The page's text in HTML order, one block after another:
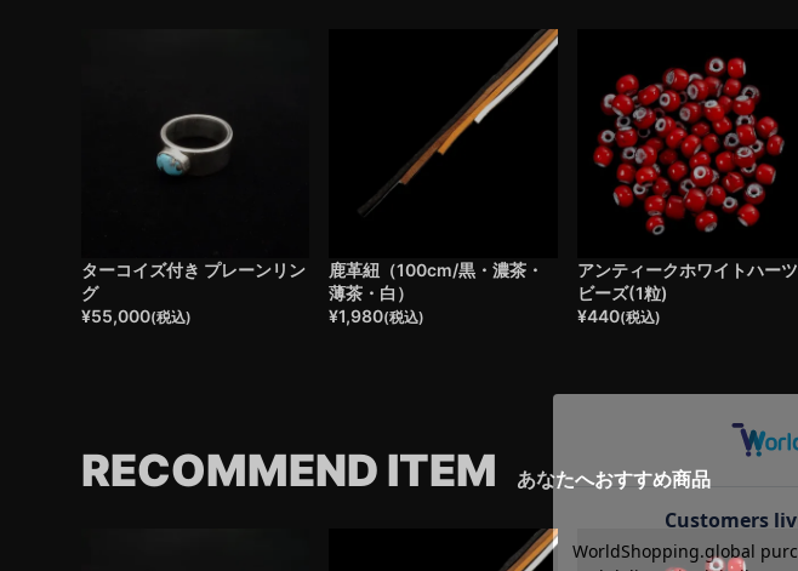
ターコイズ付き プレーンリン
グ
¥55,000(税込)
鹿革紐（100cm/黒・濃茶・
薄茶・白）
¥1,980(税込)
アンティークホワイトハーツ
ビーズ(1粒)
¥440(税込)
RECOMMEND ITEM あなたへおすすめ商品